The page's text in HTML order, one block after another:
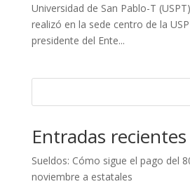
Universidad de San Pablo-T
realizó en la sede centro de la
presidente del Ente...
Entradas recientes
Sueldos: Cómo sigue el pago del
noviembre a estatales